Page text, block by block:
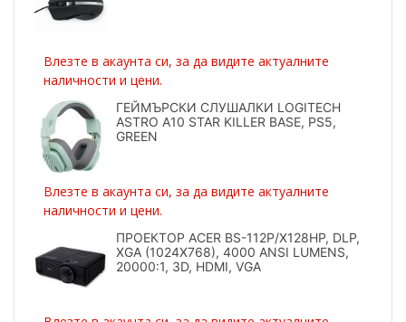
Влезте в акаунта си, за да видите актуалните
наличности и цени.
ГЕЙМЪРСКИ СЛУШАЛКИ LOGITECH
ASTRO A10 STAR KILLER BASE, PS5,
GREEN
Влезте в акаунта си, за да видите актуалните
наличности и цени.
ПРОЕКТОР ACER BS-112P/X128HP, DLP,
XGA (1024X768), 4000 ANSI LUMENS,
20000:1, 3D, HDMI, VGA